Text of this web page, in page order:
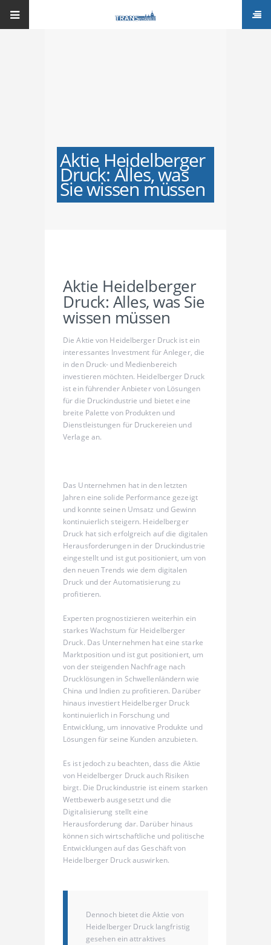
Aktie Heidelberger
Druck: Alles, was
Sie wissen müssen
Aktie Heidelberger
Druck: Alles, was Sie
wissen müssen
Die Aktie von Heidelberger Druck ist ein
interessantes Investment für Anleger, die
in den Druck- und Medienbereich
investieren möchten. Heidelberger Druck
ist ein führender Anbieter von Lösungen
für die Druckindustrie und bietet eine
breite Palette von Produkten und
Dienstleistungen für Druckereien und
Verlage an.
Das Unternehmen hat in den letzten
Jahren eine solide Performance gezeigt
und konnte seinen Umsatz und Gewinn
kontinuierlich steigern. Heidelberger
Druck hat sich erfolgreich auf die digitalen
Herausforderungen in der Druckindustrie
eingestellt und ist gut positioniert, um von
den neuen Trends wie dem digitalen
Druck und der Automatisierung zu
profitieren.
Experten prognostizieren weiterhin ein
starkes Wachstum für Heidelberger
Druck. Das Unternehmen hat eine starke
Marktposition und ist gut positioniert, um
von der steigenden Nachfrage nach
Drucklösungen in Schwellenländern wie
China und Indien zu profitieren. Darüber
hinaus investiert Heidelberger Druck
kontinuierlich in Forschung und
Entwicklung, um innovative Produkte und
Lösungen für seine Kunden anzubieten.
Es ist jedoch zu beachten, dass die Aktie
von Heidelberger Druck auch Risiken
birgt. Die Druckindustrie ist einem starken
Wettbewerb ausgesetzt und die
Digitalisierung stellt eine
Herausforderung dar. Darüber hinaus
können sich wirtschaftliche und politische
Entwicklungen auf das Geschäft von
Heidelberger Druck auswirken.
Dennoch bietet die Aktie von
Heidelberger Druck langfristig
gesehen ein attraktives